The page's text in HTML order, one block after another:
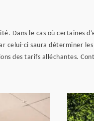
Dans le cas où certaines
ci saura déterminer les
des tarifs alléchantes.